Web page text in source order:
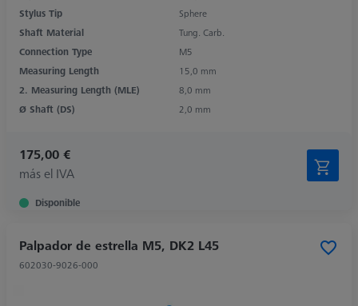
Stylus Tip
Sphere
Shaft Material
Tung. Carb.
Connection Type
M5
Measuring Length
15,0 mm
2. Measuring Length (MLE)
8,0 mm
Ø Shaft (DS)
2,0 mm
175,00 €
más el IVA
Disponible
Palpador de estrella M5, DK2 L45
602030-9026-000